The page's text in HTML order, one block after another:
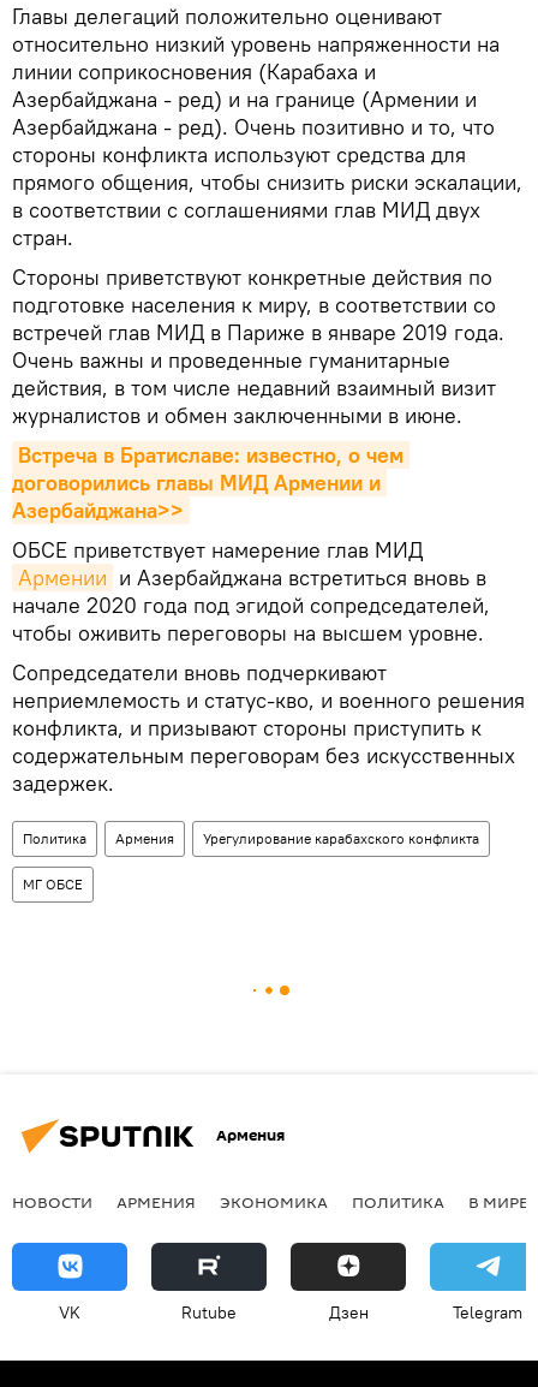
Главы делегаций положительно оценивают
относительно низкий уровень напряженности на
линии соприкосновения (Карабаха и
Азербайджана - ред) и на границе (Армении и
Азербайджана - ред). Очень позитивно и то, что
стороны конфликта используют средства для
прямого общения, чтобы снизить риски эскалации,
в соответствии с соглашениями глав МИД двух
стран.
Стороны приветствуют конкретные действия по
подготовке населения к миру, в соответствии со
встречей глав МИД в Париже в январе 2019 года.
Очень важны и проведенные гуманитарные
действия, в том числе недавний взаимный визит
журналистов и обмен заключенными в июне.
Встреча в Братиславе: известно, о чем
договорились главы МИД Армении и
Азербайджана>>
ОБСЕ приветствует намерение глав МИД
Армении и Азербайджана встретиться вновь в
начале 2020 года под эгидой сопредседателей,
чтобы оживить переговоры на высшем уровне.
Сопредседатели вновь подчеркивают
неприемлемость и статус-кво, и военного решения
конфликта, и призывают стороны приступить к
содержательным переговорам без искусственных
задержек.
Политика Армения Урегулирование карабахского конфликта
МГ ОБСЕ
Армения
НОВОСТИ АРМЕНИЯ ЭКОНОМИКА ПОЛИТИКА В МИРЕ
VK Rutube Дзен Telegram